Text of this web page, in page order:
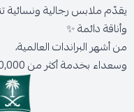
يقدّم ملابس رجالية
وأناقة دائمة ✨
من أشهر البراندات العالمية،
وسعداء بخدمة أكثر من 300,000 عميل حول المملكة.